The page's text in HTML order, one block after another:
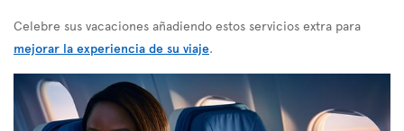
Celebre sus vacaciones añadiendo estos servicios extra para
mejorar la experiencia de su viaje.